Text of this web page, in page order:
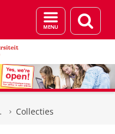
Menu
en
Collecties